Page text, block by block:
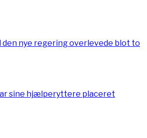
den nye regering overlevede blot to
sine hjælperyttere placeret